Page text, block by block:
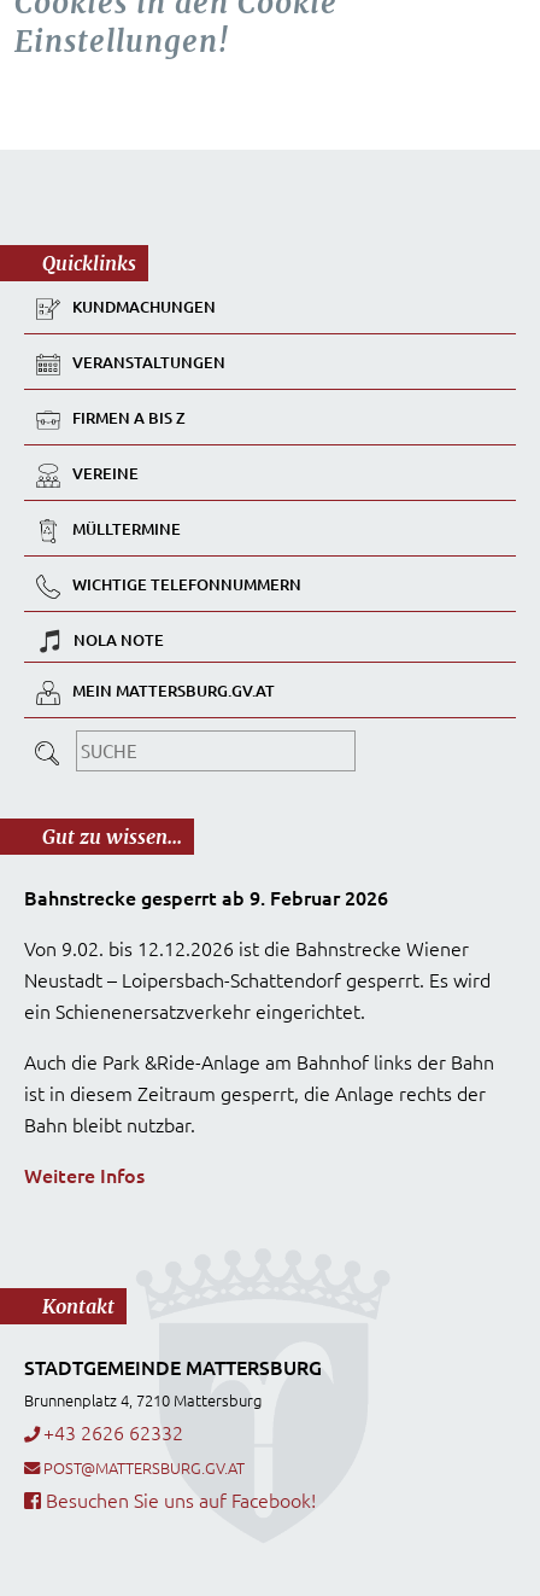
Einstellungen!
Quicklinks
KUNDMACHUNGEN
VERANSTALTUNGEN
FIRMEN A BIS Z
VEREINE
MÜLLTERMINE
WICHTIGE TELEFONNUMMERN
NOLA NOTE
MEIN MATTERSBURG.GV.AT
Gut zu wissen...
Bahnstrecke gesperrt ab 9. Februar 2026
Von 9.02. bis 12.12.2026 ist die Bahnstrecke Wiener
Neustadt – Loipersbach-Schattendorf gesperrt. Es wird
ein Schienenersatzverkehr eingerichtet.
Auch die Park &Ride-Anlage am Bahnhof links der Bahn
ist in diesem Zeitraum gesperrt, die Anlage rechts der
Bahn bleibt nutzbar.
Weitere Infos
Kontakt
STADTGEMEINDE MATTERSBURG
Brunnenplatz 4, 7210 Mattersburg
+43 2626 62332
POST@MATTERSBURG.GV.AT
Besuchen Sie uns auf Facebook!